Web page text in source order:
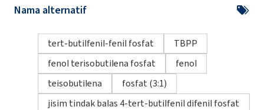
Nama alternatif
tert-butilfenil-fenil fosfat
TBPP
fenol terisobutilena fosfat
fenol
teisobutilena
fosfat (3:1)
jisim tindak balas 4-tert-butilfenil difenil fosfat